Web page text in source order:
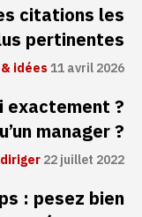
citations les
pertinentes
idées11 avril 2026
exactement ?
manager ?
22 juillet 2022
: pesez bien